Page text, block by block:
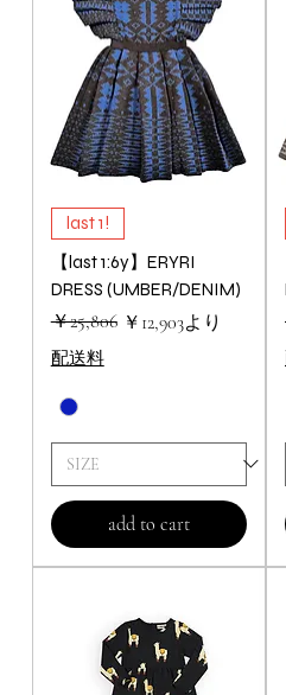
last 1!
【last 1:6y】ERYRI
DRESS (UMBER/DENIM)
通常価格
￥25,806 ￥12,903より
セール価格
配送料
add to cart